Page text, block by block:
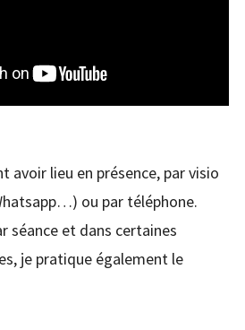
avoir lieu en présence, par visio
ou par téléphone.
séance et dans certaines
je pratique également le